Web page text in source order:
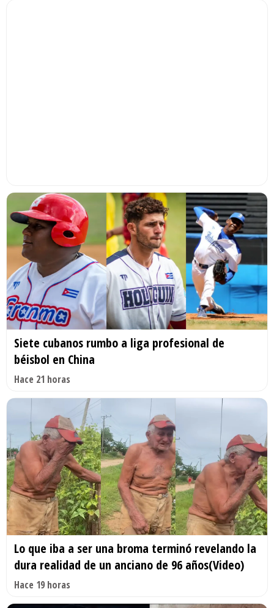
Siete cubanos rumbo a liga profesional de
béisbol en China
Hace 21 horas
Lo que iba a ser una broma terminó revelando la
dura realidad de un anciano de 96 años(Video)
Hace 19 horas